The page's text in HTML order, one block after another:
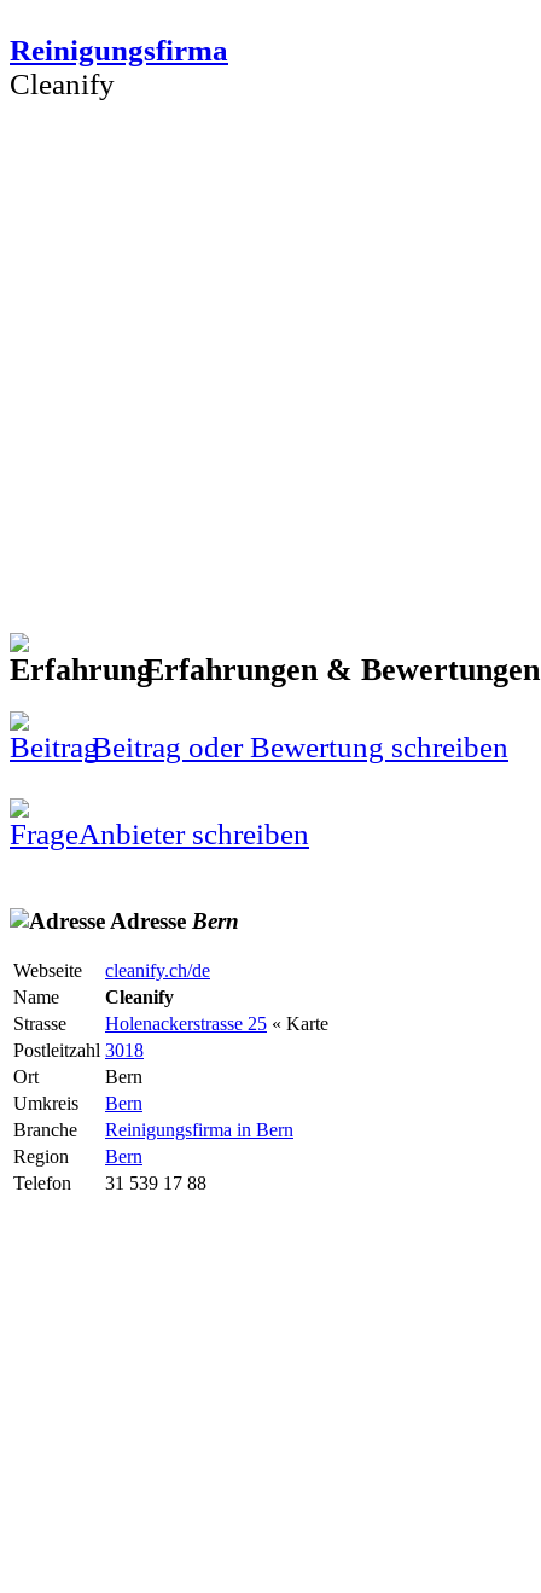
Reinigungsfirma
Cleanify
Erfahrungen &
Beitrag oder Bewertung schreiben
Anbieter schreiben
Adresse Bern
Webseite
cleanify.ch/de
Name
Cleanify
Strasse
Holenackerstrasse 25 « Karte
Postleitzahl 3018
Ort
Bern
Umkreis
Bern
Branche
Reinigungsfirma in Bern
Region
Bern
Telefon
31 539 17 88